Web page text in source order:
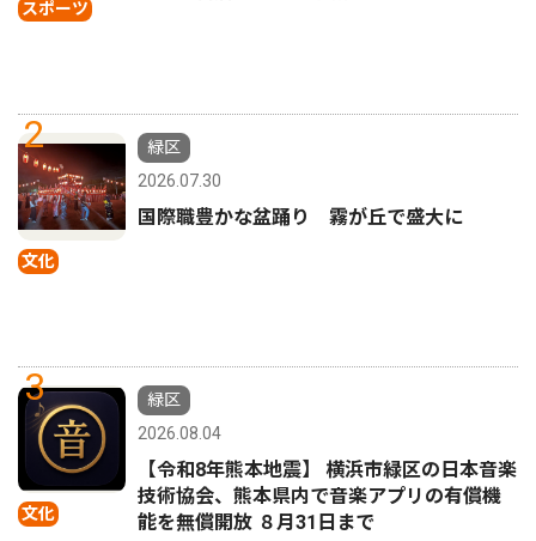
スポーツ
2
文化
緑区
2026.07.30
国際職豊かな盆踊り 霧が丘で盛大に
3
文化
緑区
2026.08.04
【令和8年熊本地震】 横浜市緑区の日本音楽
技術協会、熊本県内で音楽アプリの有償機
能を無償開放 ８月31日まで